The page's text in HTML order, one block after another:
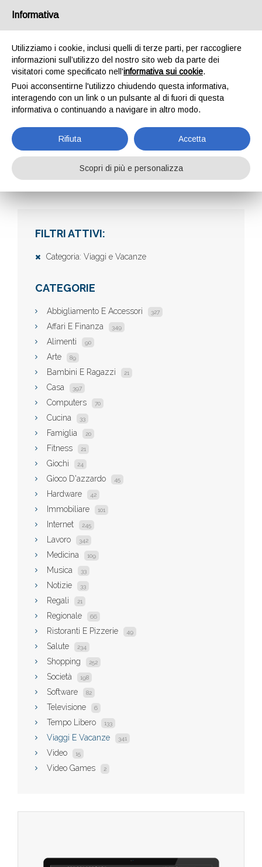
AZIENDE
Aziende
FILTRI ATTIVI:
Categoria: Viaggi e Vacanze
CATEGORIE
Abbigliamento E Accessori 327
Affari E Finanza 349
Alimenti 90
Arte 89
Bambini E Ragazzi 21
Casa 397
Computers 70
Cucina 33
Famiglia 20
Fitness 21
Giochi 24
Gioco D'azzardo 45
Hardware 42
Immobiliare 101
Internet 245
Lavoro 342
Medicina 109
Musica 33
Notizie 33
Regali 21
Regionale 66
Ristoranti E Pizzerie 49
Salute 234
Shopping 252
Società 198
Software 82
Televisione 6
Tempo Libero 133
Viaggi E Vacanze 341
Video 15
Video Games 2
Informativa
Utilizziamo i cookie, inclusi quelli di terze parti, per raccogliere
informazioni sull’utilizzo del nostro sito web da parte dei
visitatori come specificato nell'informativa sui cookie.
Puoi acconsentirne l'utilizzo chiudendo questa informativa,
interagendo con un link o un pulsante al di fuori di questa
informativa o continuando a navigare in altro modo.
Rifiuta Accetta
Scopri di più e personalizza